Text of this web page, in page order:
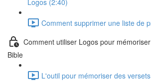
Logos (2:40)
Comment supprimer une liste de
Comment utiliser Logos pour
Bible
L'outil pour mémoriser des